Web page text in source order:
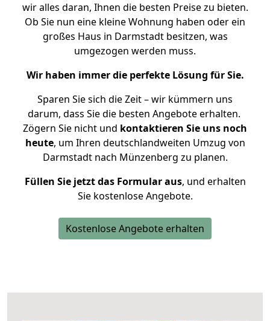
wir alles daran, Ihnen die besten Preise zu bieten.
Ob Sie nun eine kleine Wohnung haben oder ein
großes Haus in Darmstadt besitzen, was
umgezogen werden muss.
Wir haben immer die perfekte Lösung für Sie.
Sparen Sie sich die Zeit – wir kümmern uns
darum, dass Sie die besten Angebote erhalten.
Zögern Sie nicht und kontaktieren Sie uns noch
heute, um Ihren deutschlandweiten Umzug von
Darmstadt nach Münzenberg zu planen.
Füllen Sie jetzt das Formular aus, und erhalten
Sie kostenlose Angebote.
Kostenlose Angebote erhalten